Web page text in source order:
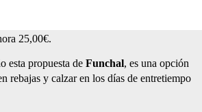
25,00€.
esta propuesta de Funchal, es una opción
rebajas y calzar en los días de entretiempo